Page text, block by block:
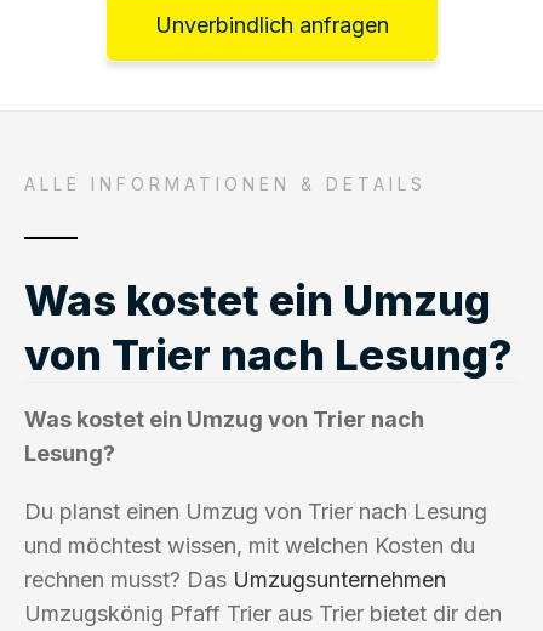
Unverbindlich anfragen
ALLE INFORMATIONEN & DETAILS
Was kostet ein Umzug
von Trier nach Lesung?
Was kostet ein Umzug von Trier nach
Lesung?
Du planst einen Umzug von Trier nach Lesung
und möchtest wissen, mit welchen Kosten du
rechnen musst? Das Umzugsunternehmen
Umzugskönig Pfaff Trier aus Trier bietet dir den